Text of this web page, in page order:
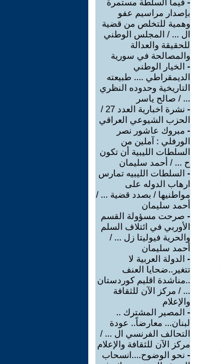
- فيما السلطة مستمرة
بإصدار مراسيم عفو
وهمية للتخلص من قضية
ال ... / المجلس الوطني
للحقيقة والعدالة
والمصالحة في سورية
- الخيار الوطني
الديمقراطي .... طبيعته
التاريخية وحدوده النظري
... / صالح ياسر
-
نشرة اخبارية العدد 27 /
الحزب الشيوعي العراقي
- مبروك عاشور نصر
الورفلي : آملين من
السلطات الليبية أن تكون
ح ... / أحمد سليمان
- السلطات الليبيه تمارس
ارهاب الدوله على
مواطنيها / بصدد قضية ... /
أحمد سليمان
- صرحت مسؤولة القسم
الأوربي في ائتلاف السلم
والحرية فيوليتا زل ... /
أحمد سليمان
- الدولة العربية لا
تتغير..ضحايا العنف
..مناشدة اقليم كوردستان
... / مركز الآن للثقافة
والإعلام
- المصير المشترك ..
لبنان... معارضاً.. عودة
التحالف الفرنسي ال ... /
مركز الآن للثقافة والإعلام
- نحو الوضوح....انسحاب